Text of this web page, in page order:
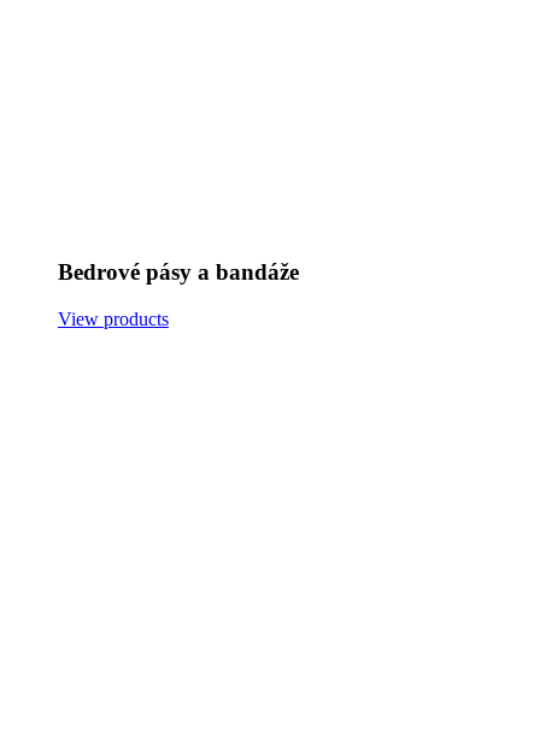
Bedrové pásy a bandáže
View products